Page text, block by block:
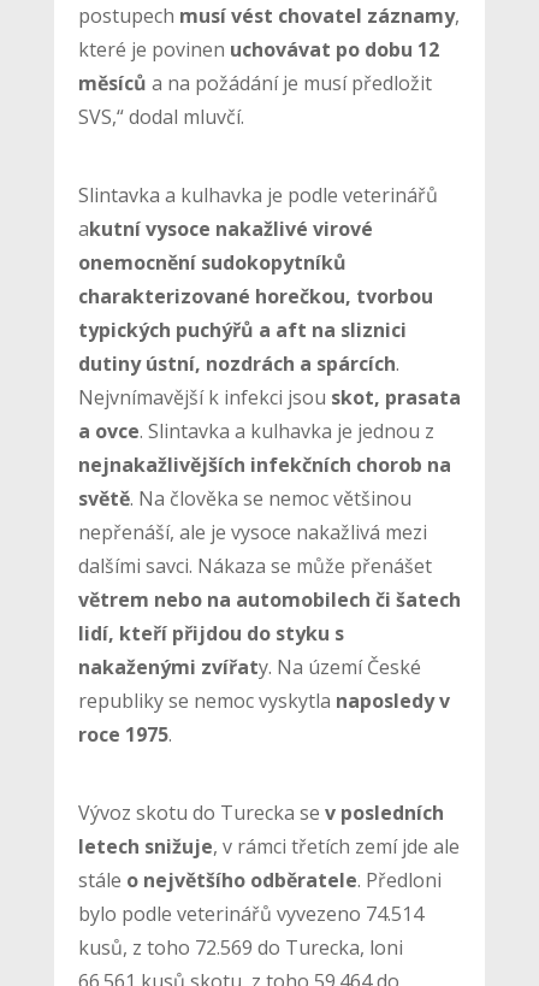
postupech musí vést chovatel záznamy,
které je povinen uchovávat po dobu 12
měsíců a na požádání je musí předložit
SVS,“ dodal mluvčí.
Slintavka a kulhavka je podle veterinářů
akutní vysoce nakažlivé virové
onemocnění sudokopytníků
charakterizované horečkou, tvorbou
typických puchýřů a aft na sliznici
dutiny ústní, nozdrách a spárcích.
Nejvnímavější k infekci jsou skot, prasata
a ovce. Slintavka a kulhavka je jednou z
nejnakažlivějších infekčních chorob na
světě. Na člověka se nemoc většinou
nepřenáší, ale je vysoce nakažlivá mezi
dalšími savci. Nákaza se může přenášet
větrem nebo na automobilech či šatech
lidí, kteří přijdou do styku s
nakaženými zvířaty. Na území České
republiky se nemoc vyskytla naposledy v
roce 1975.
Vývoz skotu do Turecka se v posledních
letech snižuje, v rámci třetích zemí jde ale
stále o největšího odběratele. Předloni
bylo podle veterinářů vyvezeno 74.514
kusů, z toho 72.569 do Turecka, loni